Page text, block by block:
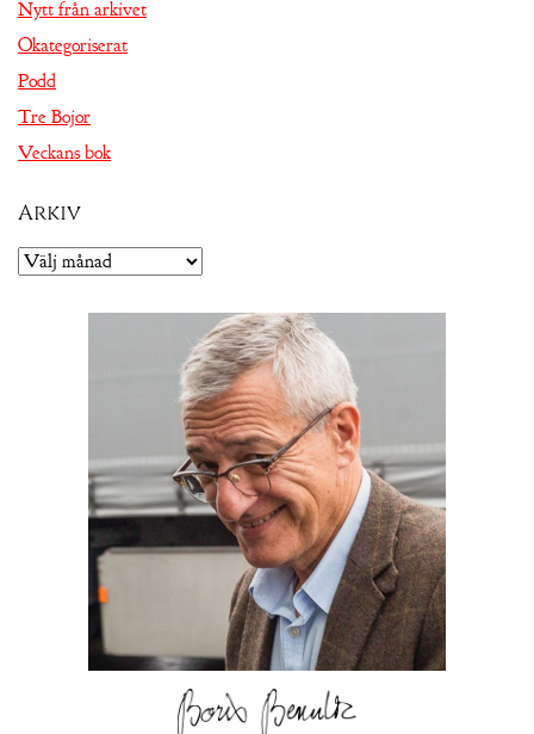
Nytt från arkivet
Okategoriserat
Podd
Tre Bojor
Veckans bok
Arkiv
Arkiv